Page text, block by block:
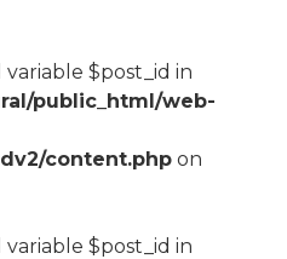
$post_id in
public_html/web-
content.phpon
$post_id in